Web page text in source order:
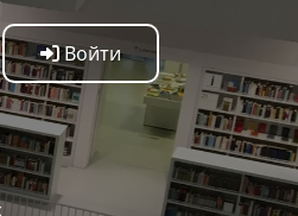
Войти